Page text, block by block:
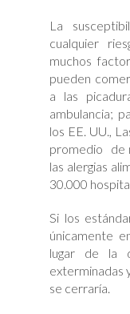
La
cualquier
muchos
pueden
a las
ambulancia;
los EE. UU.,
promedio de
las alergias
30.000
Si los
únicamente
lugar de la
exterminadas
se cerraría.